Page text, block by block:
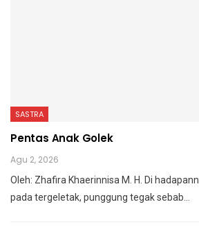
SASTRA
Pentas Anak Golek
Agu 2, 2026
Oleh: Zhafira Khaerinnisa M. H.
Di
pada tergeletak, punggung tegaksebab